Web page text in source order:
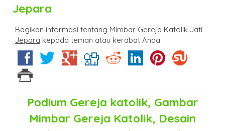
Jepara
Bagikan informasi tentang Mimbar Gereja Katolik Jati
Jepara kepada teman atau kerabat Anda.
Podium Gereja katolik, Gambar
Mimbar Gereja Katolik, Desain